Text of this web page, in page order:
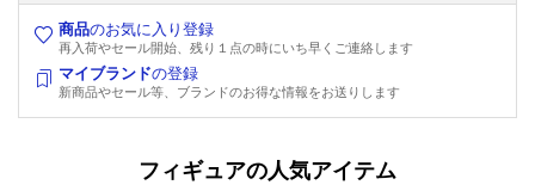
商品のお気に入り登録
再入荷やセール開始、残り１点の時にいち早くご連絡します
マイブランドの登録
新商品やセール等、ブランドのお得な情報をお送りします
フィギュアの人気アイテム